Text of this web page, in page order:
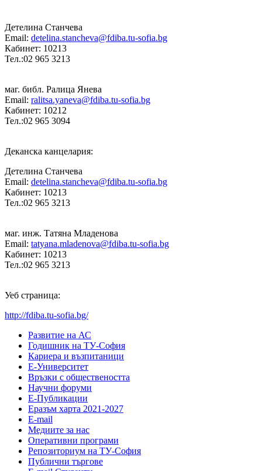
Детелина Станчева
Email: detelina.stancheva@fdiba.tu-sofia.bg
Кабинет: 10213
Тел.:02 965 3213
маг. библ. Ралица Янева
Email: ralitsa.yaneva@fdiba.tu-sofia.bg
Кабинет: 10212
Тел.:02 965 3094
Деканска канцелария:
Детелина Станчева
Email: detelina.stancheva@fdiba.tu-sofia.bg
Кабинет: 10213
Тел.:02 965 3213
маг. инж. Татяна Младенова
Email: tatyana.mladenova@fdiba.tu-sofia.bg
Кабинет: 10213
Тел.:02 965 3213
Уеб страница:
http://fdiba.tu-sofia.bg/
Развитие на АС
Годишник на ТУ-София
Кариера и възпитаници
Е-Университет
Връзки с обществеността
Научни форуми
Е-Публикации
Еразъм харта 2021-2027
E-mail
Медиите за нас
Оперативни програми
Репозиториум на ТУ-София
Публични търгове